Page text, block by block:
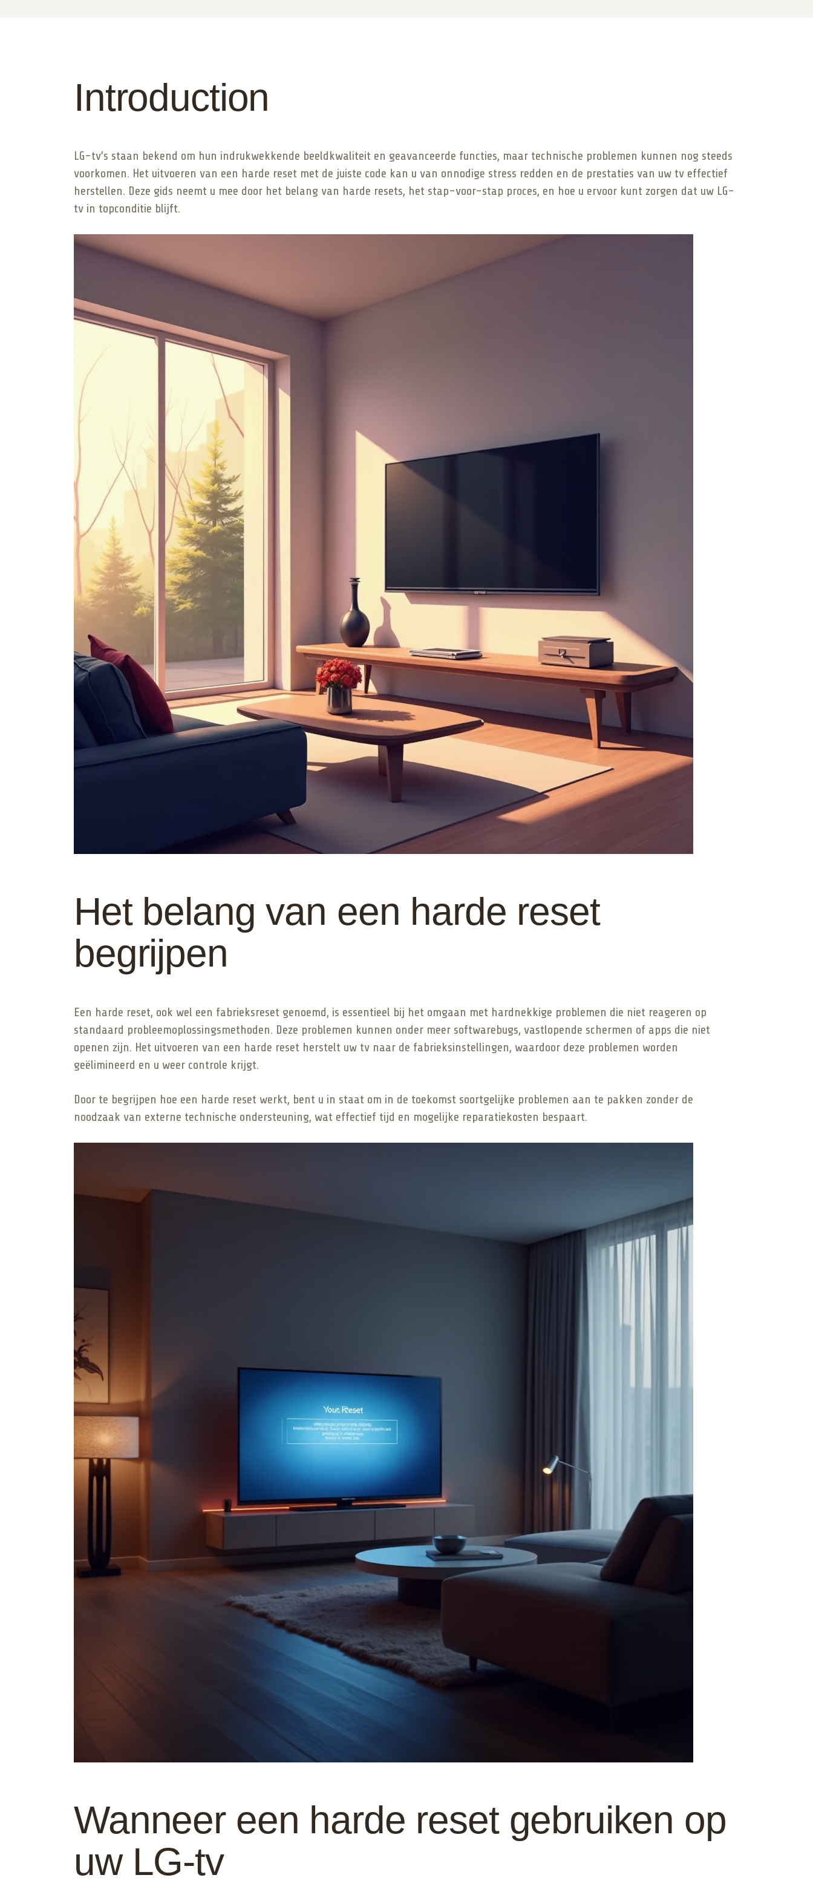
Introduction
LG-tv’s staan bekend om hun indrukwekkende beeldkwaliteit en geavanceerde functies, maar technische problemen kunnen nog steeds
voorkomen. Het uitvoeren van een harde reset met de juiste code kan u van onnodige stress redden en de prestaties van uw tv effectief
herstellen. Deze gids neemt u mee door het belang van harde resets, het stap-voor-stap proces, en hoe u ervoor kunt zorgen dat uw LG-
tv in topconditie blijft.
Het belang van een harde reset
begrijpen
Een harde reset, ook wel een fabrieksreset genoemd, is essentieel bij het omgaan met hardnekkige problemen die niet reageren op
standaard probleemoplossingsmethoden. Deze problemen kunnen onder meer softwarebugs, vastlopende schermen of apps die niet
openen zijn. Het uitvoeren van een harde reset herstelt uw tv naar de fabrieksinstellingen, waardoor deze problemen worden
geëlimineerd en u weer controle krijgt.
Door te begrijpen hoe een harde reset werkt, bent u in staat om in de toekomst soortgelijke problemen aan te pakken zonder de
noodzaak van externe technische ondersteuning, wat effectief tijd en mogelijke reparatiekosten bespaart.
Wanneer een harde reset gebruiken op
uw LG-tv